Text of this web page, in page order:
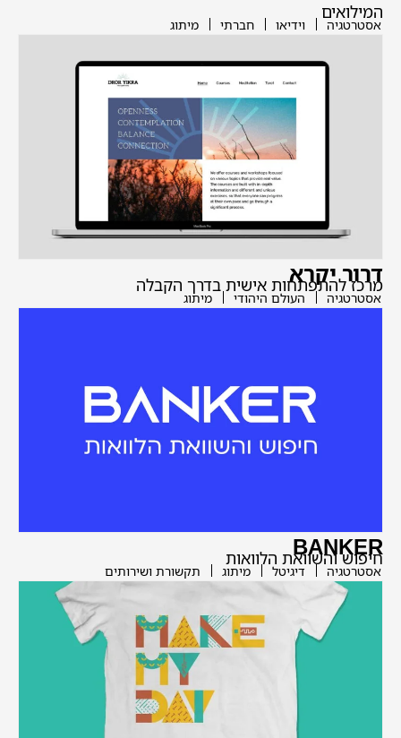
המילואים
אסטרטגיה וידיאו חברתי מיתוג
דרור יקרא
מרכז להתפתחות אישית בדרך הקבלה
אסטרטגיה העולם היהודי מיתוג
BANKER
חיפוש והשוואת הלוואות
אסטרטגיה דיגיטל מיתוג תקשורת ושירותים